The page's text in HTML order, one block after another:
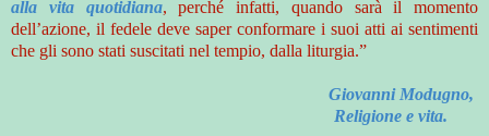
alla vita quotidiana, perché infatti, quando sarà il momento
dell’azione, il fedele deve saper conformare i suoi atti ai sentimenti
che gli sono stati suscitati nel tempio, dalla liturgia.”
Giovanni Modugno,
Religione e vita.